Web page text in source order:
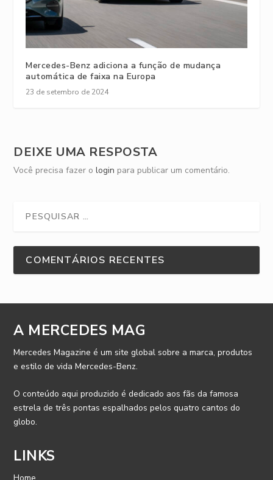
Mercedes-Benz adiciona a função de mudança
automática de faixa na Europa
23 de setembro de 2024
DEIXE UMA RESPOSTA
Você precisa fazer ologin para publicar um comentário.
COMENTÁRIOS RECENTES
A MERCEDES MAG
Mercedes Magazine é um site global sobre a marca, produtos
e estilo de vida Mercedes-Benz.
O conteúdo aqui produzido é dedicado aos fãs da famosa
estrela de três pontas espalhados pelos quatro cantos do
globo.
LINKS